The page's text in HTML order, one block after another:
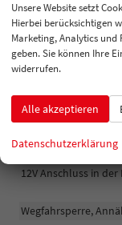
Klimaautomatik 2-
Fensterheber vorn
Funktion und
12V Anschluss in
Wegfahrsperre,
Unsere Website setzt
Hierbei berücksichtigen
Marketing, Analytics und
geben. Sie können Ihre
widerrufen.
Alle akzeptieren
Datenschutzerklärung